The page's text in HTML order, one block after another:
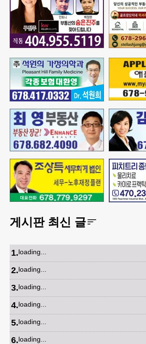
게시판 최신 글
1.loading...
2.loading...
3.loading...
4.loading...
5.loading...
6.loading...